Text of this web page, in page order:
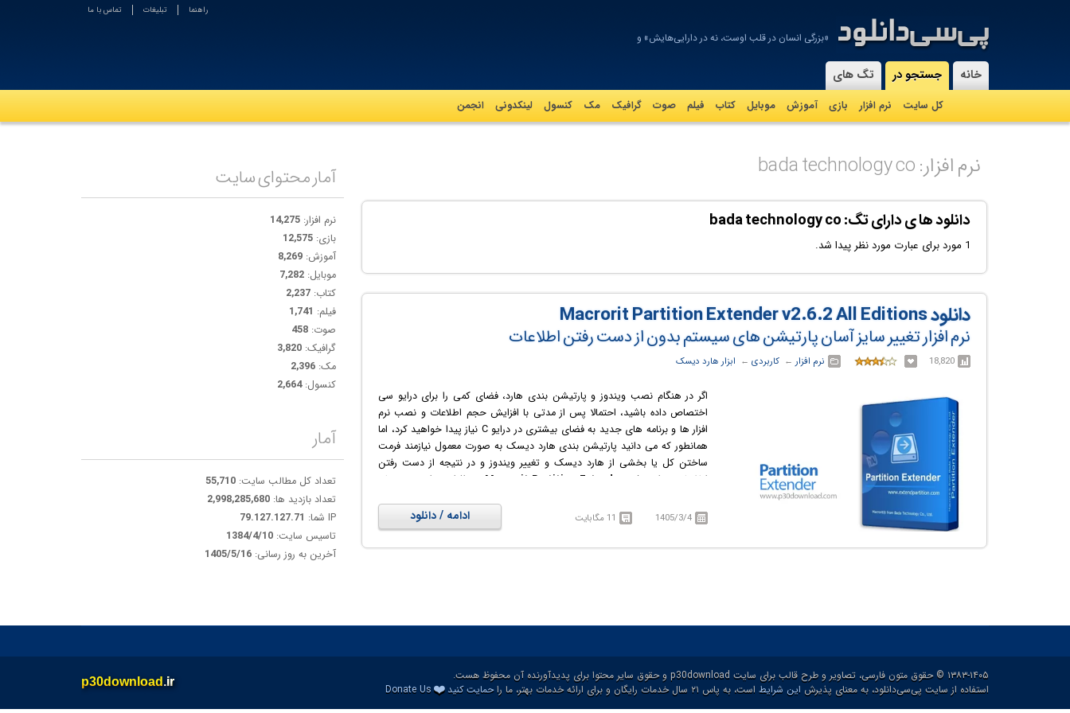
-
«بزرگی انسان در قلب اوست، نه در دارایی‌هایش» ویل
راهنما تبلیغات تماس با ما
خانه جستجو در
کل سایت نرم افزار بازی آموزش موبايل کتاب فیلم صوت گرافيک مک کنسول لینکدونی انجمن
تگ های
نرم افزار: bada technology co
دانلود ها ی دارای تگ: bada technology co
1 مورد برای عبارت مورد نظر پیدا شد.
دانلود Macrorit Partition Extender v2.6.2 All Editions
نرم افزار تغییر سایز آسان پارتیشن های سیستم بدون از دست رفتن اطلاعات
18,820 نرم افزار ← ‏ کاربردی ← ‏ ابزار هارد دیسک
اگر در هنگام نصب ویندوز و پارتیشن بندی هارد، فضای کمی را برای درایو سی
اختصاص داده باشید، احتمالا پس از مدتی با افزایش حجم اطلاعات و نصب نرم
افزار ها و برنامه های جدید به فضای بیشتری در درایو C نیاز پیدا خواهید کرد، اما
همانطور که می دانید پارتیشن بندی هارد دیسک به صورت معمول نیازمند فرمت
ساختن کل یا بخشی از هارد دیسک و تغییر ویندوز و در نتیجه از دست رفتن
اطلاعات خواهد شد.
Macrorit Partition Extender نرم افزاری برای تغییر سایز
کمک آن می توانید مشکل کمبود فضای دیسک را با چند کلیک ساده حل کرده و
همزمان امنیت اطلاعات خود را حفظ کنید. این نرم افزار از هر دو دیسک MBR و
GPT پشتیبانی می کند.
1405/3/4 11 مگابایت ادامه / دانلود
آمار محتوای سایت
نرم افزار: 14,275
بازی: 12,575
آموزش: 8,269
موبایل: 7,282
کتاب: 2,237
فیلم: 1,741
صوت: 458
گرافیک: 3,820
مک: 2,396
کنسول:2,664
آمار
تعداد کل مطالب سایت: 55,710
تعداد بازدید ها: 2,998,285,680
IP شما:
79.127.127.71
تاسیس سایت: 1384/4/10
آخرین به روز رسانی: 1405/5/16
۱۳۸۳-۱۴۰۵ © حقوق متون فارسی، تصاویر و طرح قالب برای سایت p30download و حقوق سایر محتوا برای پدیدآورنده آن محفوظ هست.
استفاده از سایت پی‌سی‌دانلود، به معنای پذیرش این شرایط است، به پاس ۲۱ سال خدمات رایگان و برای ارائه خدمات بهتر، ما را حمایت کنید❤️
Donate Us
p30download